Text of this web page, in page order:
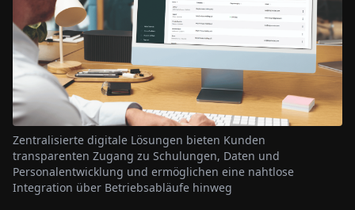
Zentralisierte digitale Lösungen bieten Kunden
transparenten Zugang zu Schulungen, Daten und
Personalentwicklung und ermöglichen eine nahtlose
Integration über Betriebsabläufe hinweg